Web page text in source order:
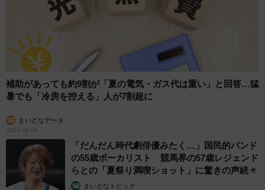
ーーギャン泣きには困りましたか。
「新生児の頃はミルクを飲んだ後、とにかく寝て欲しいの
です。でないと、こちらも休めないので。ギャン泣き夜泣
きには困り果てました。ミルクは3時間ごととかですが、飲
み始めからカウントするので、飲むのに1時間とかかかると
残り2時間…スッと寝てくれないと寝かせている間に次のミ
ルクの時間が来てしまって全く休めず、以下ループ…のよ
うな事態になります」
補助があっても約9割が「夏の電気・ガス代は重い」と回答…猛
暑でも「冷房を控える」人が7割超に
まいどなデータ
2026.08.08
「だんだん時代劇俳優みたく…」国民的バンド
の55歳ボーカリスト 競馬界の57歳レジェンド
らとの「夏祭り満喫ショット」に驚きの声続々
まいどなトピック